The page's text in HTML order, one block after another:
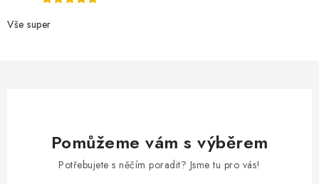
Vše super
Pomůžeme vám s výběrem
Potřebujete s něčím poradit? Jsme tu pro vás!